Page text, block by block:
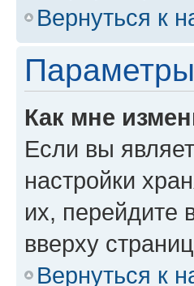
Вернуться к
Как мне
Если вы
настройки
их, перейдите
вверху
Вернуться к